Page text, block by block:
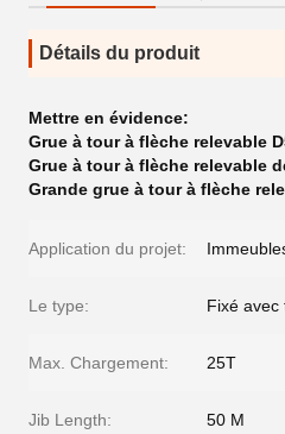
Détails du produit
Mettre en évidence:
Grue à tour à flèche relevable
Grue à tour à flèche relevable
Grande grue à tour à flèche
Application du projet:
Le type: Fixé avec
Max. Chargement: 25T
Jib Length: 50 M